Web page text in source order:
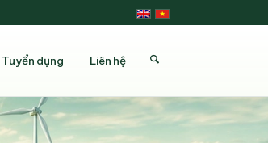
Tuyển dụng Liên hệ